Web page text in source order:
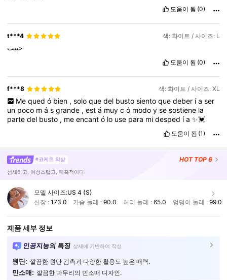
도움이 됨 (0)
t***4 색: 화이트 / 사이즈: L
حبيت
도움이 됨 (0)
f***8 색: 화이트 / 사이즈: XL
Me qued ó bien , solo que del busto siento que deber ía ser
un poco másgrande ,está muycó modoysesostiene la
partedel busto , meencantó lo use para midesped ía✨💓
도움이 됨 (1)
#코케트 의상 HOT TOP 6
섬세하고, 여성스럽고, 매혹적이다
모델 사이즈:US 4 (S)
신장 : 173.0 가슴 둘레 :90.0 허리 둘레 : 65.0 엉덩이 둘레 : 99.0
제품 세부 정보
인공지능의 특징 상세에 기반하여 작성
원단: 깔끔한 원단 감촉과 다양한 활용도 높은 매력.
민소매: 깔끔한 마무리의 민소매 디자인.